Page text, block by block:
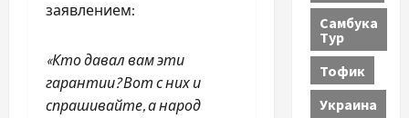
заявлением:
«Кто давал вам эти
гарантии? Вот с них и
спрашивайте, а народ
Самбука
Тур
Тофик
Украина